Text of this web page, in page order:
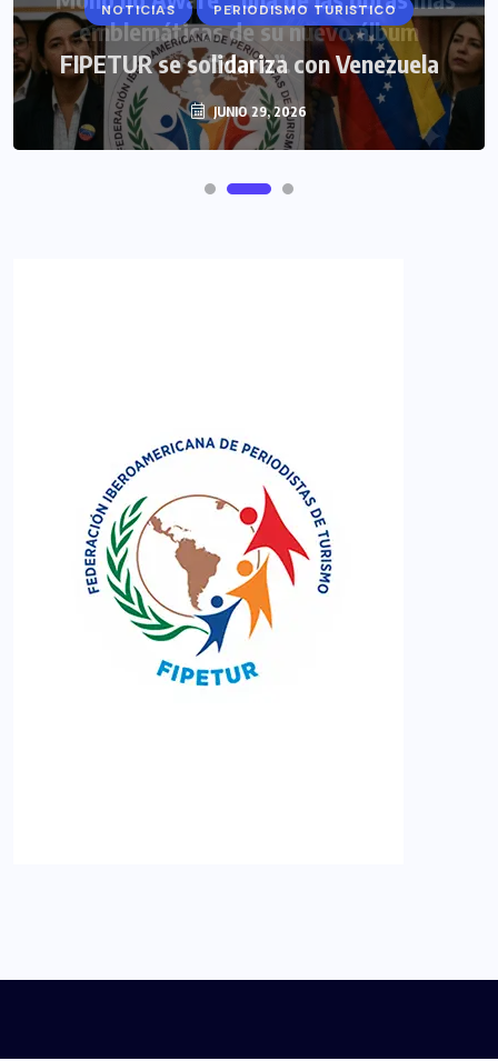
NOTICIAS PERIODISMO TURISTICO
FIPETUR se solidariza con Venezuela
JUNIO 29, 2026